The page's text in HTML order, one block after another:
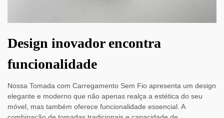
Design inovador encontra
funcionalidade
Nossa Tomada com Carregamento Sem Fio apresenta um design
elegante e moderno que não apenas realça a estética do seu
móvel, mas também oferece funcionalidade essencial. A